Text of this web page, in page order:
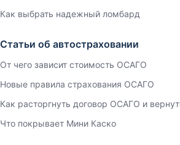
Как выбрать надежный ломбард
Статьи об автостраховании
От чего зависит стоимость ОСАГО
Новые правила страхования ОСАГО
Как расторгнуть договор ОСАГО и
Что покрывает Мини Каско